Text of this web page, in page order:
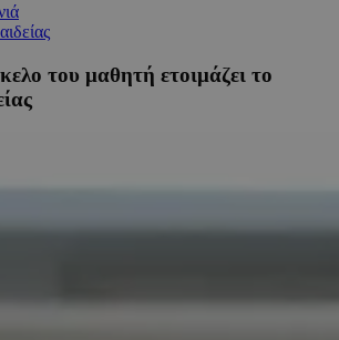
του μαθητή ετοιμάζει το